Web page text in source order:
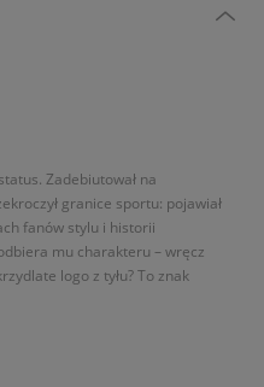
Zadebiutował na
granice sportu: pojawiał
fanów stylu i historii
mu charakteru – wręcz
logo z tyłu? To znak